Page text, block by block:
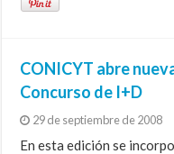
CONICYT abre
Concurso de I+D
29 de septiembre de 2008
En esta edición se